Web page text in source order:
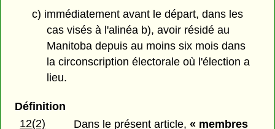
c) immédiatement avant le départ, dans les
cas visés à l'alinéa b), avoir résidé au
Manitoba depuis au moins six mois dans
la circonscription électorale où l'élection a
lieu.
Définition
12(2)
Dans le présent article,« membres